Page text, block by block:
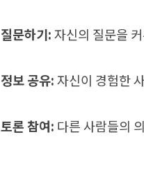
질문하기:자신의 질문을
정보 공유:자신이 경험한
토론 참여: 다른 사람들의